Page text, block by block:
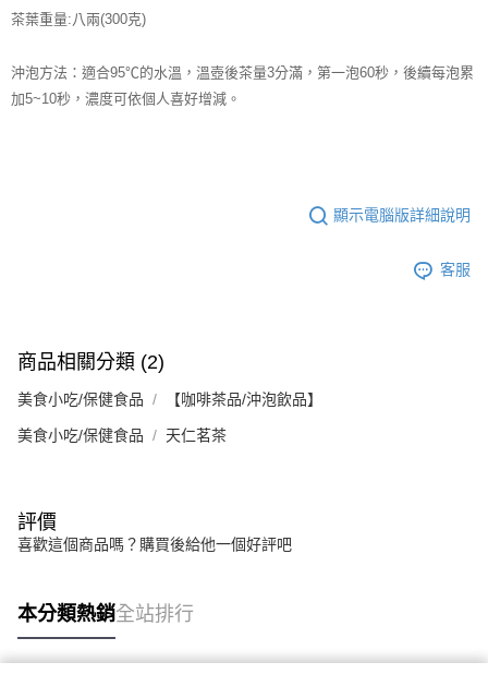
「AFTEE先享後付」，若未經同意申辦者引起之損失，本公司不負相關責
任。
時審查核予不同之上限額度；若仍有額度不足之情形，本公司將視審查結果
５．嚴禁一人註冊多個帳號或使用他人資訊註冊。若發現惡意使用之情形，
茶葉重量:八兩(300克)
沖泡方法：適合95℃的水溫，溫壺後茶量3分滿，第一泡60秒，後續每泡累
加5~10秒，濃度可依個人喜好增減。
顯示電腦版詳細說明
客服
商品相關分類 (2)
美食小吃/保健食品 【咖啡茶品/沖泡飲品】
美食小吃/保健食品 天仁茗茶
評價
喜歡這個商品嗎？購買後給他一個好評吧
本分類熱銷全站排行